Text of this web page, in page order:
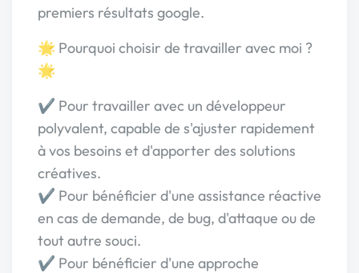
premiers résultats google.
🌟 Pourquoi choisir de travailler avec moi ?
🌟
✔️ Pour travailler avec un développeur
polyvalent, capable de s'ajuster rapidement
à vos besoins et d'apporter des solutions
créatives.
✔️ Pour bénéficier d'une assistance réactive
en cas de demande, de bug, d'attaque ou de
tout autre souci.
✔️ Pour bénéficier d'une approche